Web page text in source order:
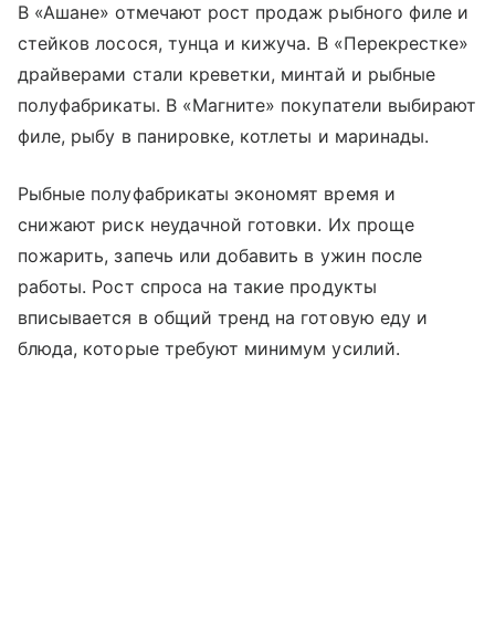
В «Ашане» отмечают рост продаж рыбного филе и
стейков лосося, тунца и кижуча. В «Перекрестке»
драйверами стали креветки, минтай и рыбные
полуфабрикаты. В «Магните» покупатели выбирают
филе, рыбу в панировке, котлеты и маринады.
Рыбные полуфабрикаты экономят время и
снижают риск неудачной готовки. Их проще
пожарить, запечь или добавить в ужин после
работы. Рост спроса на такие продукты
вписывается в общий тренд на готовую еду и
блюда, которые требуют минимум усилий.